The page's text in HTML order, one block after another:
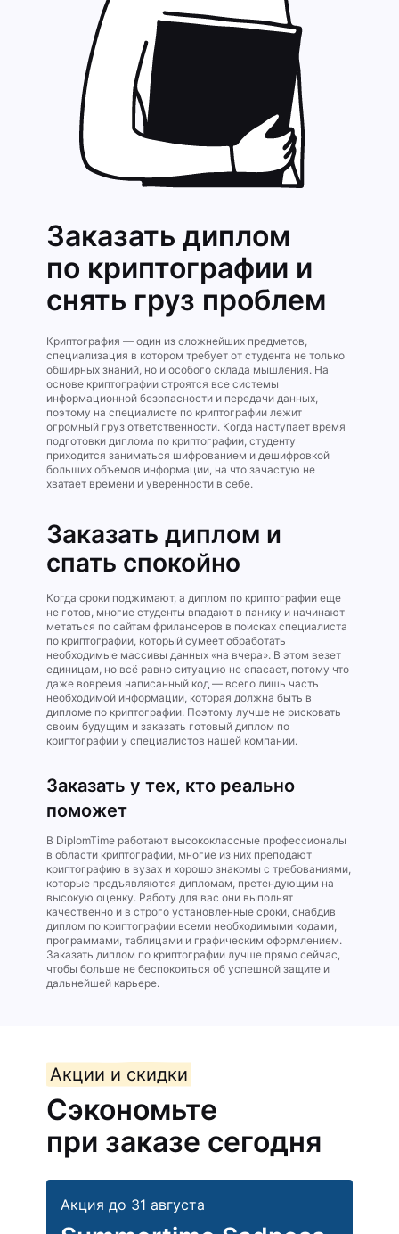
Заказать диплом
по криптографии и
снять груз проблем
Криптография — один из сложнейших предметов,
специализация в котором требует от студента не только
обширных знаний, но и особого склада мышления. На
основе криптографии строятся все системы
информационной безопасности и передачи данных,
поэтому на специалисте по криптографии лежит
огромный груз ответственности. Когда наступает время
подготовки диплома по криптографии, студенту
приходится заниматься шифрованием и дешифровкой
больших объемов информации, на что зачастую не
хватает времени и уверенности в себе.
Заказать диплом и
спать спокойно
Когда сроки поджимают, а диплом по криптографии еще
не готов, многие студенты впадают в панику и начинают
метаться по сайтам фрилансеров в поисках специалиста
по криптографии, который сумеет обработать
необходимые массивы данных «на вчера». В этом везет
единицам, но всё равно ситуацию не спасает, потому что
даже вовремя написанный код — всего лишь часть
необходимой информации, которая должна быть в
дипломе по криптографии. Поэтому лучше не рисковать
своим будущим и заказать готовый диплом по
криптографии у специалистов нашей компании.
Заказать у тех, кто реально
поможет
В DiplomTime работают высококлассные профессионалы
в области криптографии, многие из них преподают
криптографию в вузах и хорошо знакомы с требованиями,
которые предъявляются дипломам, претендующим на
высокую оценку. Работу для вас они выполнят
качественно и в строго установленные сроки, снабдив
диплом по криптографии всеми необходимыми кодами,
программами, таблицами и графическим оформлением.
Заказать диплом по криптографии лучше прямо сейчас,
чтобы больше не беспокоиться об успешной защите и
дальнейшей карьере.
Акции и скидки
Сэкономьте
при заказе сегодня
Акция до 31 августа